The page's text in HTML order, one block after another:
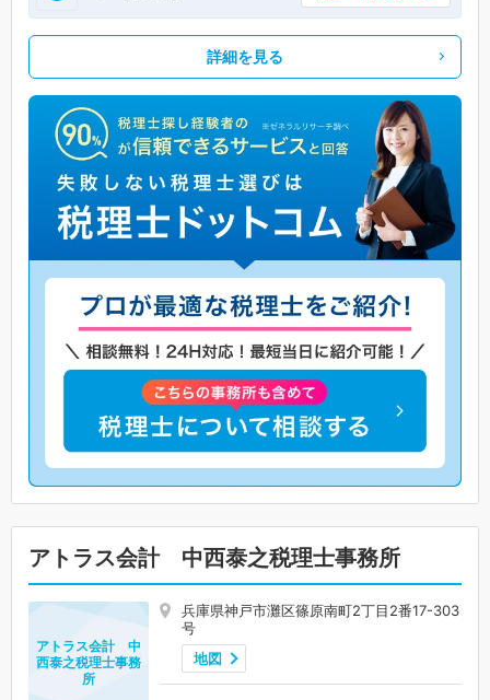
詳細を見る
アトラス会計 中西泰之税理士事務所
兵庫県神戸市灘区篠原南町2丁目2番17-303
号
地図
アトラス会計 中
西泰之税理士事務
所